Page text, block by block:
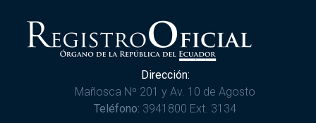
Dirección:
Mañosca Nº 201 y Av. 10 de Agosto
Teléfono: 3941800 Ext. 3134